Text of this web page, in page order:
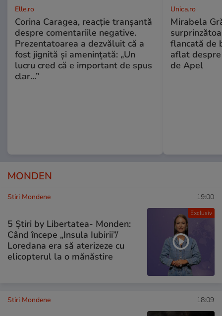
Elle.ro
Corina Caragea, reacție tranșantă
despre comentariile negative.
Prezentatoarea a dezvăluit că a
fost jignită și amenințată: „Un
lucru cred că e important de spus
clar...”
Unica.ro
Mirabela
flancată de
aflat
de Apel
MONDEN
Exclusiv
Stiri Mondene 19:00
5 Știri by Libertatea- Monden:
Când începe „Insula Iubirii”/
Loredana era să aterizeze cu
elicopterul la o mănăstire
Stiri Mondene 18:09